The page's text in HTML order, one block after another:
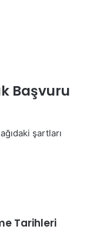
Başvuru
şartları
Tarihleri